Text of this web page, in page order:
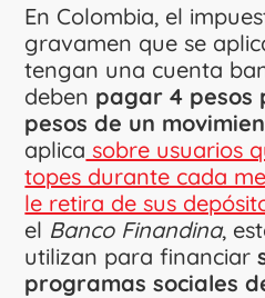
En Colombia, el
gravamen que se
tengan una cuenta
deben pagar 4 pesos
pesos de un
aplica sobre usuarios
topes durante cada
le retira de sus
el Banco Finandina,
utilizan para financiar
programas sociales